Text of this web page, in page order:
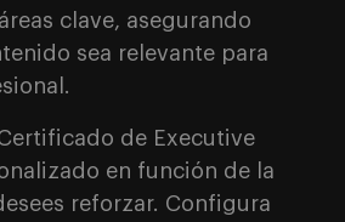
clave, asegurando
sea relevante para
de Executive
en función de la
reforzar. Configura